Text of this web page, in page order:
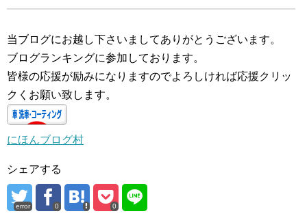
当ブログにお越し下さいましてありがとうございます。
ブログランキングに参加しております。
皆様の応援が励みになりますのでよろしければ応援クリッ
クくお願い致します。
にほんブログ村
シェアする
error 0 0